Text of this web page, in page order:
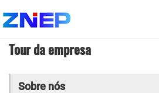
Tour da empresa
Sobre nós